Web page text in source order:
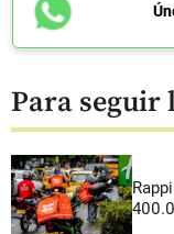
Para seguir